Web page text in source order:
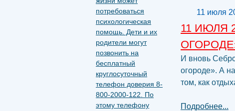
11 июля
11 ИЮЛЯ
И вновь
огороде». А
том, как
Подробнее...